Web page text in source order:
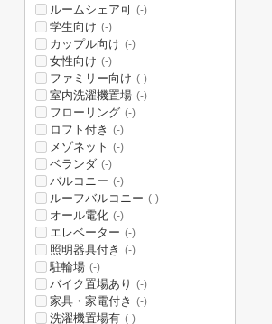
ルームシェア可 (-)
学生向け (-)
カップル向け (-)
女性向け (-)
ファミリー向け (-)
室内洗濯機置場 (-)
フローリング (-)
ロフト付き (-)
メゾネット (-)
ベランダ (-)
バルコニー (-)
ルーフバルコニー (-)
オール電化 (-)
エレベーター (-)
照明器具付き (-)
駐輪場 (-)
バイク置場あり (-)
家具・家電付き (-)
洗濯機置場有 (-)